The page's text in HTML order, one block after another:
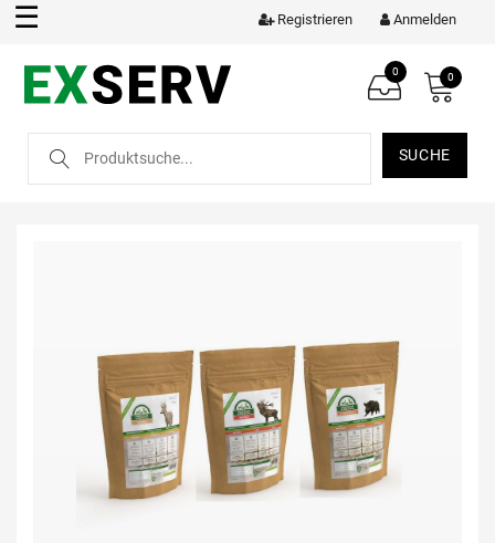
☰ Anmelden
Registrieren
SUCHE
0 0